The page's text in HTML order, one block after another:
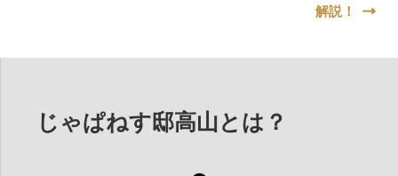
ー
解説！
じゃぱねす邸高山とは？